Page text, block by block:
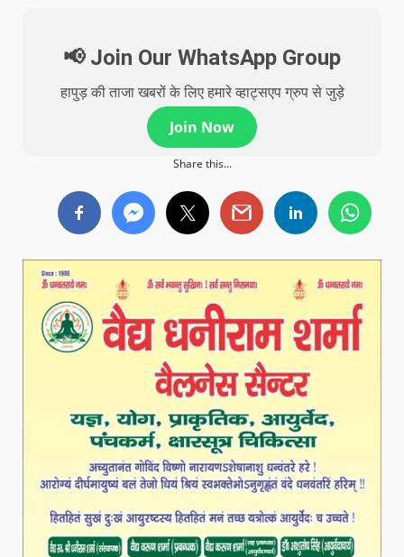
📢 Join Our WhatsApp Group
हापुड़ की ताजा खबरों के लिए हमारे व्हाट्सएप ग्रुप से जुड़े
Join Now
Share this...